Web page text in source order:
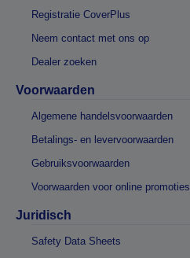
Registratie CoverPlus
Neem contact met ons op
Dealer zoeken
Voorwaarden
Algemene handelsvoorwaarden
Betalings- en levervoorwaarden
Gebruiksvoorwaarden
Voorwaarden voor online promoties
Juridisch
Safety Data Sheets